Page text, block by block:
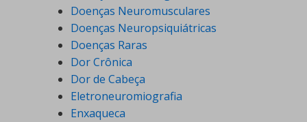
Doenças Neuromusculares
Doenças Neuropsiquiátricas
Doenças Raras
Dor Crônica
Dor de Cabeça
Eletroneuromiografia
Enxaqueca